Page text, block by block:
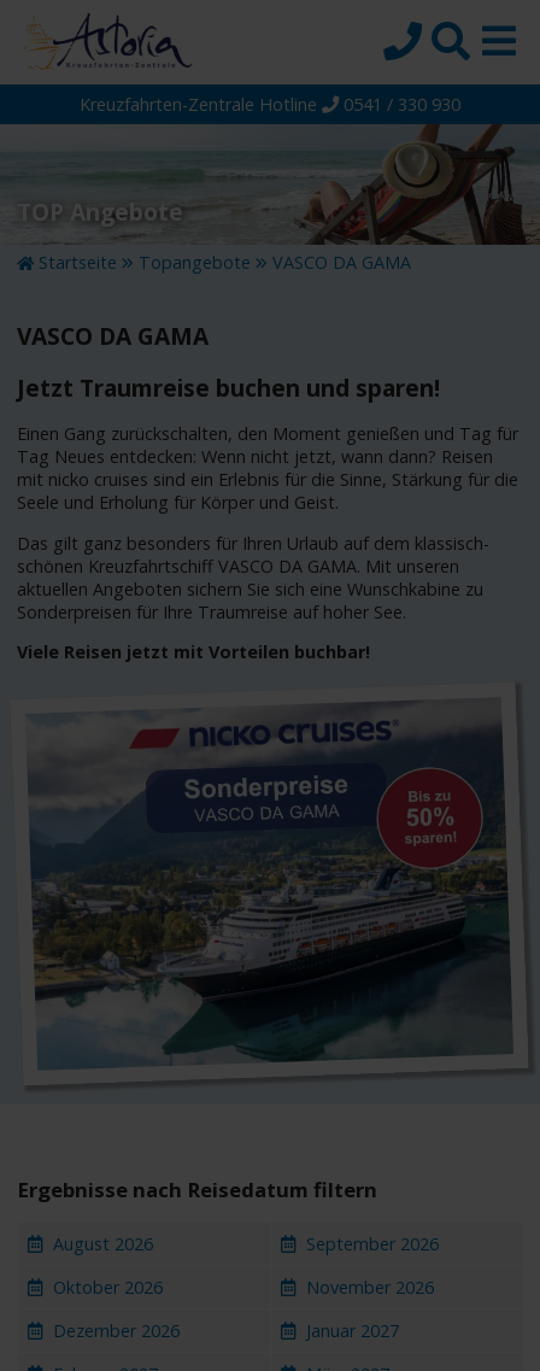
Startseite
Themen
Schiffe
Über uns
Wissen
Suche
Kreuzfahrten-Zentrale Hotline 0541 / 330 930
TOP Angebote
Startseite Topangebote VASCO DA GAMA
VASCO DA GAMA
Jetzt Traumreise buchen und sparen!
Einen Gang zurückschalten, den Moment genießen und Tag für
Tag Neues entdecken: Wenn nicht jetzt, wann dann? Reisen
mit nicko cruises sind ein Erlebnis für die Sinne, Stärkung für die
Seele und Erholung für Körper und Geist.
Das gilt ganz besonders für Ihren Urlaub auf dem klassisch-
schönen Kreuzfahrtschiff VASCO DA GAMA. Mit unseren
aktuellen Angeboten sichern Sie sich eine Wunschkabine zu
Sonderpreisen für Ihre Traumreise auf hoher See.
Viele Reisen jetzt mit Vorteilen buchbar!
Ergebnisse nach Reisedatum filtern
August 2026
September 2026
Oktober 2026
November 2026
Dezember 2026
Januar 2027